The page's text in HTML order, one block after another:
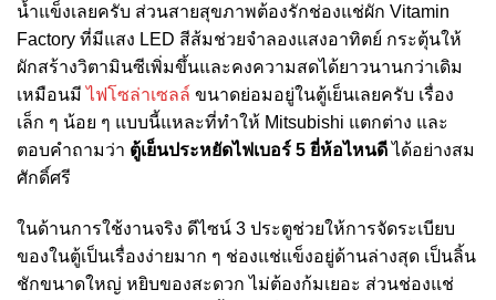
น้ำแข็งเลยครับ ส่วนสายสุขภาพต้องรักช่องแช่ผัก Vitamin
Factory ที่มีแสง LED สีส้มช่วยจำลองแสงอาทิตย์ กระตุ้นให้
ผักสร้างวิตามินซีเพิ่มขึ้นและคงความสดได้ยาวนานกว่าเดิม
เหมือนมีไฟโซล่าเซลล์ ขนาดย่อมอยู่ในตู้เย็นเลยครับ เรื่อง
เล็ก ๆ น้อย ๆ แบบนี้แหละที่ทำให้ Mitsubishi แตกต่าง และ
ตอบคำถามว่า ตู้เย็นประหยัดไฟเบอร์ 5 ยี่ห้อไหนดีได้อย่างสม
ศักดิ์ศรี
ในด้านการใช้งานจริง ดีไซน์ 3 ประตูช่วยให้การจัดระเบียบ
ของในตู้เป็นเรื่องง่ายมาก ๆ ช่องแช่แข็งอยู่ด้านล่างสุด เป็นลิ้น
ชักขนาดใหญ่ หยิบของสะดวก ไม่ต้องก้มเยอะ ส่วนช่องแช่